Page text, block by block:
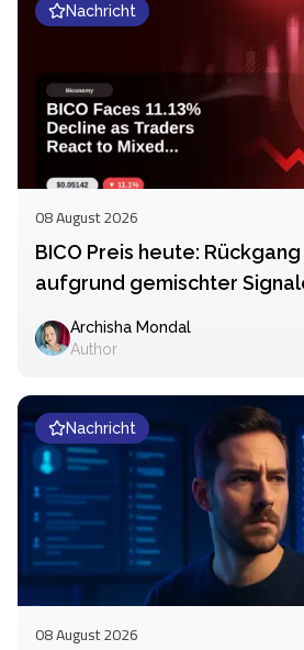
Nachricht
08 August 2026
BICO Preis heute: Rückgang
aufgrund gemischter
Archisha Mondal
Author
Nachricht
08 August 2026